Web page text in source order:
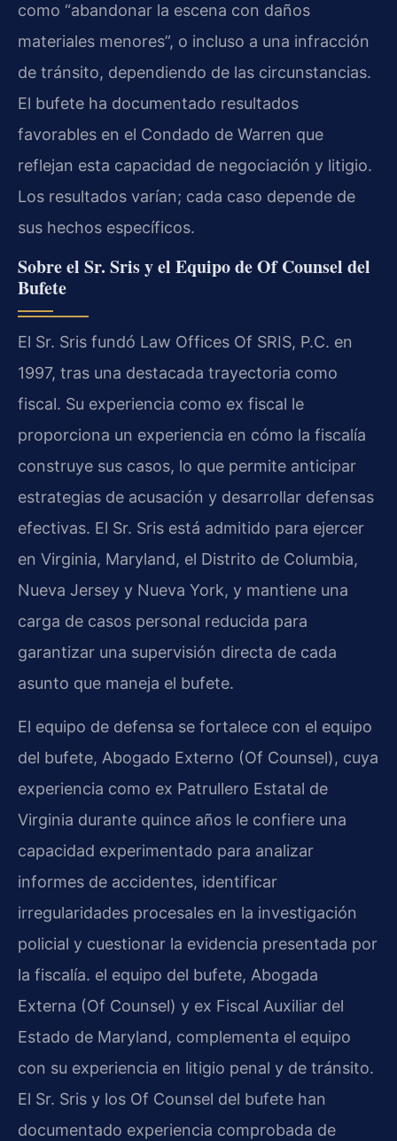
como “abandonar la escena con daños
materiales menores”, o incluso a una infracción
de tránsito, dependiendo de las circunstancias.
El bufete ha documentado resultados
favorables en el Condado de Warren que
reflejan esta capacidad de negociación y litigio.
Los resultados varían; cada caso depende de
sus hechos específicos.
Sobre el Sr. Sris y el Equipo de Of Counsel del
Bufete
El Sr. Sris fundó Law Offices Of SRIS, P.C. en
1997, tras una destacada trayectoria como
fiscal. Su experiencia como ex fiscal le
proporciona un experiencia en cómo la fiscalía
construye sus casos, lo que permite anticipar
estrategias de acusación y desarrollar defensas
efectivas. El Sr. Sris está admitido para ejercer
en Virginia, Maryland, el Distrito de Columbia,
Nueva Jersey y Nueva York, y mantiene una
carga de casos personal reducida para
garantizar una supervisión directa de cada
asunto que maneja el bufete.
El equipo de defensa se fortalece con el equipo
del bufete, Abogado Externo (Of Counsel), cuya
experiencia como ex Patrullero Estatal de
Virginia durante quince años le confiere una
capacidad experimentado para analizar
informes de accidentes, identificar
irregularidades procesales en la investigación
policial y cuestionar la evidencia presentada por
la fiscalía. el equipo del bufete, Abogada
Externa (Of Counsel) y ex Fiscal Auxiliar del
Estado de Maryland, complementa el equipo
con su experiencia en litigio penal y de tránsito.
El Sr. Sris y los Of Counsel del bufete han
documentado experiencia comprobada de